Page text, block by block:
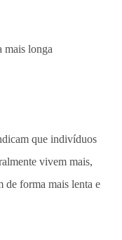
mais longa
que indivíduos
vivem mais,
de forma mais lenta e